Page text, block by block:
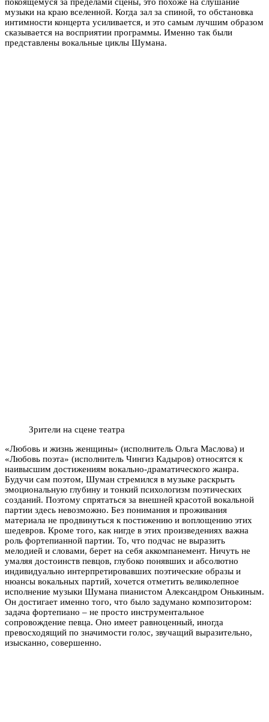
музыки на краю вселенной. Когда зал за спиной, то обстановка
интимности концерта усиливается, и это самым лучшим образом
сказывается на восприятии программы. Именно так были
представлены вокальные циклы Шумана.
Зрители на сцене театра
«Любовь и жизнь женщины» (исполнитель Ольга Маслова) и
«Любовь поэта» (исполнитель Чингиз Кадыров) относятся к
наивысшим достижениям вокально-драматического жанра.
Будучи сам поэтом, Шуман стремился в музыке раскрыть
эмоциональную глубину и тонкий психологизм поэтических
созданий. Поэтому спрятаться за внешней красотой вокальной
партии здесь невозможно. Без понимания и проживания
материала не продвинуться к постижению и воплощению этих
шедевров. Кроме того, как нигде в этих произведениях важна
роль фортепианной партии. То, что подчас не выразить
мелодией и словами, берет на себя аккомпанемент. Ничуть не
умаляя достоинств певцов, глубоко понявших и абсолютно
индивидуально интерпретировавших поэтические образы и
нюансы вокальных партий, хочется отметить великолепное
исполнение музыки Шумана пианистом Александром Онькиным.
Он достигает именно того, что было задумано композитором:
задача фортепиано – не просто инструментальное
сопровождение певца. Оно имеет равноценный, иногда
превосходящий по значимости голос, звучащий выразительно,
изысканно, совершенно.